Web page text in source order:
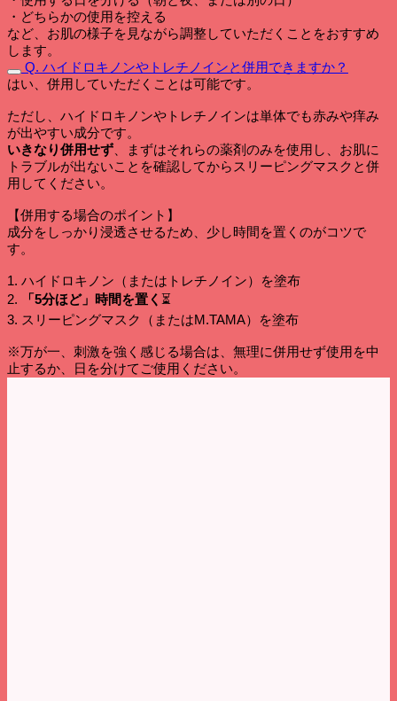
・どちらかの使用を控える
など、お肌の様子を見ながら調整していただくことをおすすめ
します。
Q. ハイドロキノンやトレチノインと併用できますか？
はい、併用していただくことは可能です。
ただし、ハイドロキノンやトレチノインは単体でも赤みや痒み
が出やすい成分です。
いきなり併用せず 、まずはそれらの薬剤のみを使用し、お肌に
トラブルが出ないことを確認してからスリーピングマスクと併
用してください。
【併用する場合のポイント】
成分をしっかり浸透させるため、少し時間を置くのがコツで
す。
1. ハイドロキノン（またはトレチノイン）を塗布
2.
「5分ほど」時間を置く ⏳
3. スリーピングマスク（またはM.TAMA）を塗布
※万が一、刺激を強く感じる場合は、無理に併用せず使用を中
止するか、日を分けてご使用ください。